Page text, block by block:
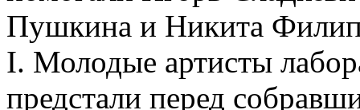
Пушкина и Никита
I. Молодые артисты
предстали перед